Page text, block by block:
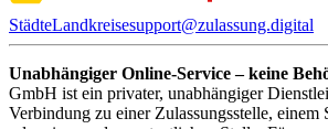
StädteLandkreisesupport@zulassung.digital
Unabhängiger Online-Service – keine
GmbH ist ein privater, unabhängiger
Verbindung zu einer Zulassungsstelle, einem